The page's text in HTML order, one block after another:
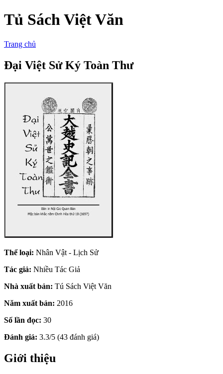
Tủ Sách Việt Văn
Trang chủ
Đại Việt Sử Ký Toàn Thư
Thể loại: Nhân Vật - Lịch Sử
Tác giả: Nhiều Tác Giả
Nhà xuất bản: Tú Sách Việt Văn
Năm xuất bản: 2016
Số lần đọc: 30
Đánh giá: 3.3/5 (43 đánh giá)
Giới thiệu